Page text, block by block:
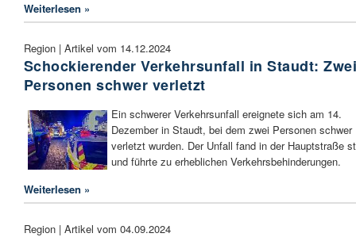
Weiterlesen »
Region | Artikel vom 14.12.2024
Schockierender Verkehrsunfall in Staudt:
Personen schwer verletzt
Ein schwerer Verkehrsunfall ereignete sich am 14.
Dezember in Staudt, bei dem zwei Personen schwer
verletzt wurden. Der Unfall fand in der Hauptstraße
und führte zu erheblichen Verkehrsbehinderungen.
Weiterlesen »
Region | Artikel vom 04.09.2024